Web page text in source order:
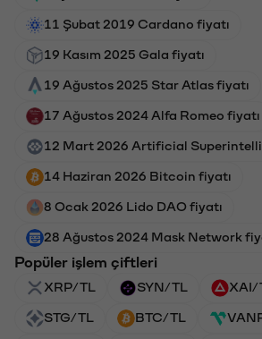
11 Şubat 2019 Cardano fiyatı
19 Kasım 2025 Gala fiyatı
19 Ağustos 2025 Star Atlas fiyatı
17 Ağustos 2024 Alfa Romeo fiyatı
12 Mart 2026 Artificial
14 Haziran 2026 Bitcoin fiyatı
8 Ocak 2026 Lido DAO fiyatı
28 Ağustos 2024 Mask Network
Popüler işlem çiftleri
XRP/TL SYN/TL XAI/
STG/TL BTC/TL